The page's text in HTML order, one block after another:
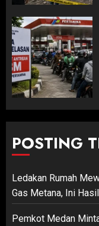
POSTING
Ledakan Rumah
Gas Metana, Ini
Pemkot Medan